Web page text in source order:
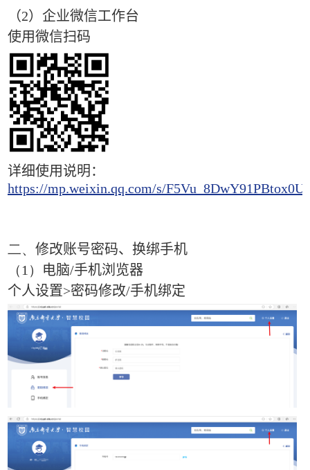
（2）企业微信工作台
使用微信扫码
详细使用说明：
https://mp.weixin.qq.com/s/
二、 修改账号密码、换绑手机
（1） 电脑/手机浏览器
个人设置>密码修改/手机绑定